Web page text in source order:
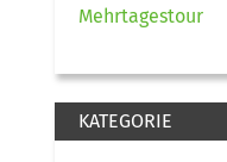
Mehrtagestour
KATEGORIE